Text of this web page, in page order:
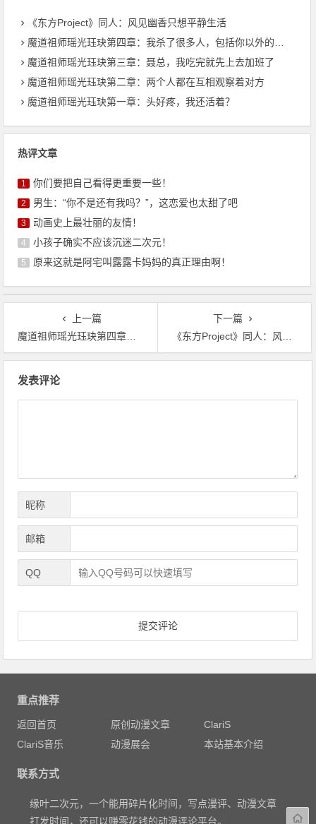
《东方Project》同人：风见幽香只想平静生活
魔道祖师瑶光珏玦第四章：我杀了很多人，包括你以外的很多人
魔道祖师瑶光珏玦第三章：聂总，我吃完就先上去加班了
魔道祖师瑶光珏玦第二章：两个人都在互相观察着对方
魔道祖师瑶光珏玦第一章：头好疼，我还活着？
热评文章
1 你们要把自己看得更重要一些！
2 男生：“你不是还有我吗？”，这恋爱也太甜了吧
3 动画史上最壮丽的友情！
4 小孩子确实不应该沉迷二次元！
5 原来这就是阿宅叫露露卡妈妈的真正理由啊！
上一篇
魔道祖师瑶光珏玦第四章：我杀了很多人，包括你以外的很多人
下一篇
《东方Project》同人：风见幽香只想平静生活
发表评论
昵称
邮箱
QQ
重点推荐
返回首页 原创动漫文章
ClariS
ClariS音乐
动漫展会 本站基本介绍
联系方式
缘叶二次元，一个能用碎片化时间，写点漫评、动漫文章
打发时间，还可以赚零花钱的动漫评论平台。